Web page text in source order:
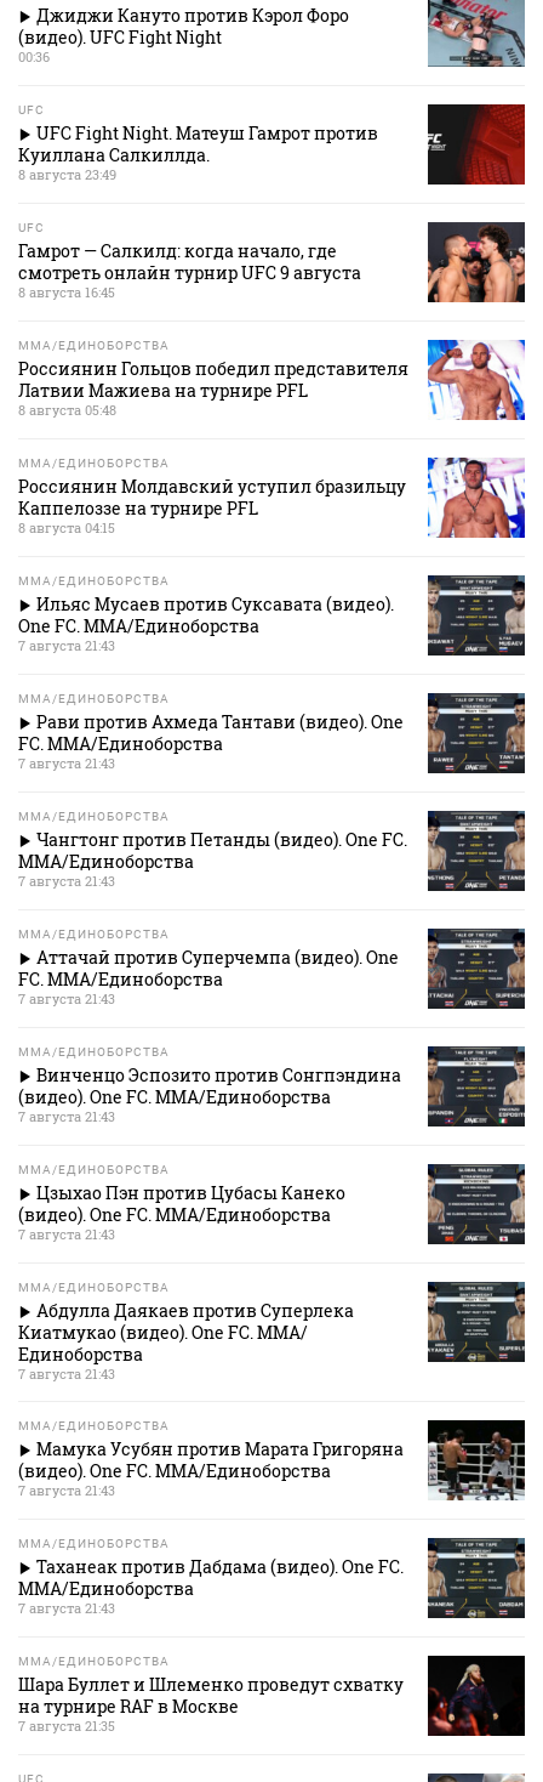
Джиджи Кануто против Кэрол Форо
(видео). UFC Fight Night
00:36
UFC
UFC Fight Night. Матеуш Гамрот против
Куиллана Салкиллда.
8 августа 23:49
UFC
Гамрот — Салкилд: когда начало, где
смотреть онлайн турнир UFC 9 августа
8 августа 16:45
MMA/ЕДИНОБОРСТВА
Россиянин Гольцов победил представителя
Латвии Мажиева на турнире PFL
8 августа 05:48
MMA/ЕДИНОБОРСТВА
Россиянин Молдавский уступил бразильцу
Каппелоззе на турнире PFL
8 августа 04:15
MMA/ЕДИНОБОРСТВА
Ильяс Мусаев против Суксавата (видео).
One FC. MMA/Единоборства
7 августа 21:43
MMA/ЕДИНОБОРСТВА
Рави против Ахмеда Тантави (видео). One
FC. MMA/Единоборства
7 августа 21:43
MMA/ЕДИНОБОРСТВА
Чангтонг против Петанды (видео). One FC.
MMA/Единоборства
7 августа 21:43
MMA/ЕДИНОБОРСТВА
Аттачай против Суперчемпа (видео). One
FC. MMA/Единоборства
7 августа 21:43
MMA/ЕДИНОБОРСТВА
Винченцо Эспозито против Сонгпэндина
(видео). One FC. MMA/Единоборства
7 августа 21:43
MMA/ЕДИНОБОРСТВА
Цзыхао Пэн против Цубасы Канеко
(видео). One FC. MMA/Единоборства
7 августа 21:43
MMA/ЕДИНОБОРСТВА
Абдулла Даякаев против Суперлека
Киатмукао (видео). One FC. MMA/
Единоборства
7 августа 21:43
MMA/ЕДИНОБОРСТВА
Мамука Усубян против Марата Григоряна
(видео). One FC. MMA/Единоборства
7 августа 21:43
MMA/ЕДИНОБОРСТВА
Таханеак против Дабдама (видео). One FC.
MMA/Единоборства
7 августа 21:43
MMA/ЕДИНОБОРСТВА
Шара Буллет и Шлеменко проведут схватку
на турнире RAF в Москве
7 августа 21:35
UFC